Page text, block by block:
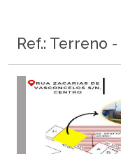
Ref.: Terreno